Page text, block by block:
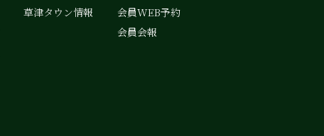
草津タウン情報
会員WEB予約
会員会報